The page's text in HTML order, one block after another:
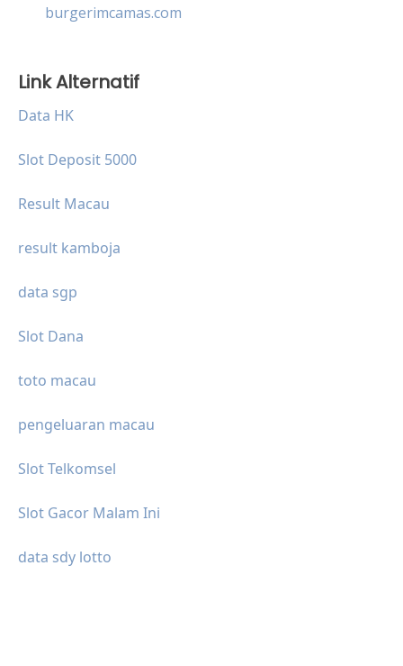
burgerimcamas.com
Link Alternatif
Data HK
Slot Deposit 5000
Result Macau
result kamboja
data sgp
Slot Dana
toto macau
pengeluaran macau
Slot Telkomsel
Slot Gacor Malam Ini
data sdy lotto